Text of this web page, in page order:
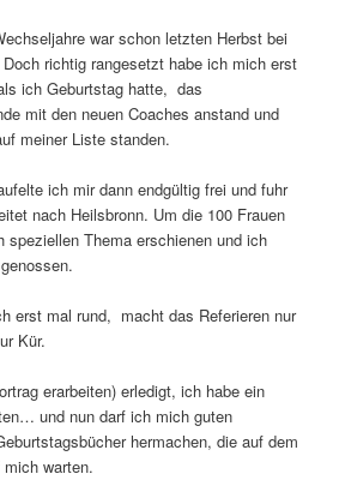
war schon letzten Herbst bei
Doch richtig rangesetzt habe ich mich erst
ich Geburtstag hatte, das
mit den neuen Coaches anstand und
meiner Liste standen.
ich mir dann endgültig frei und fuhr
nach Heilsbronn. Um die 100 Frauen
speziellen Thema erschienen und ich
erst mal rund, macht das Referieren nur
Kür.
erarbeiten) erledigt, ich habe ein
und nun darf ich mich guten
hermachen, die auf dem
warten.